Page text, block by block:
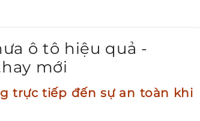
ô tô hiệu quả -
mới
trực tiếp đến sự an toàn khi